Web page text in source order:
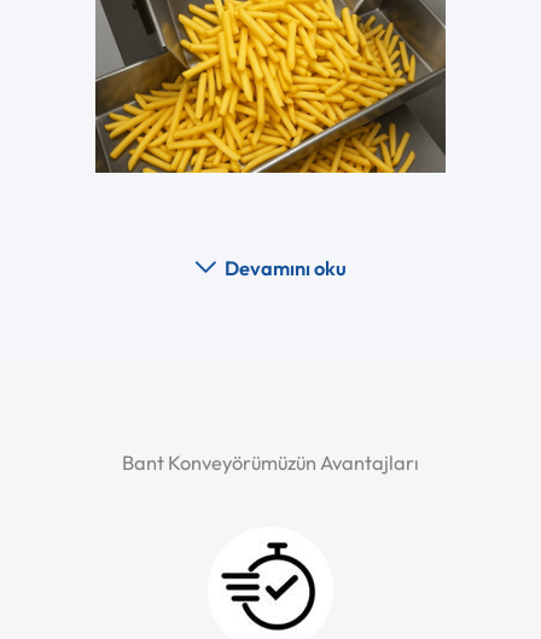
Devamını oku
Bant Konveyörümüzün Avantajları